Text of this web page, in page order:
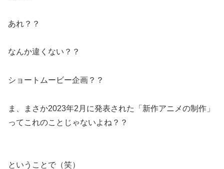
あれ？？
なんか違くない？？
ショートムービー企画？？
ま、まさか2023年2月に発表された「新作アニメの制作」
ってこれのことじゃないよね？？
ということで（笑）